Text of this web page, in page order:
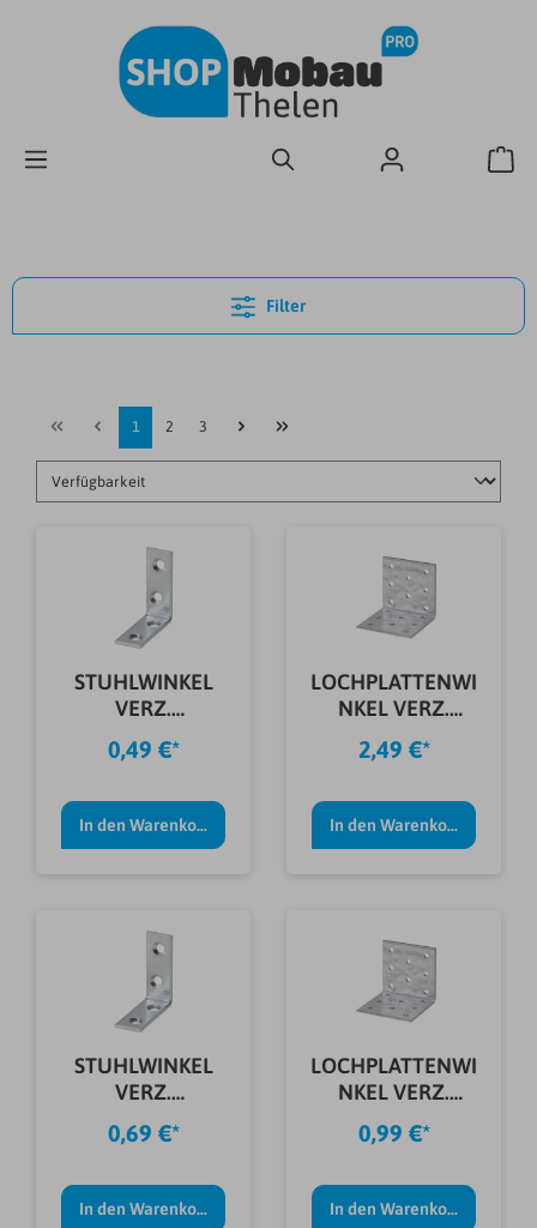
Filter
1 2 3
STUHLWINKEL
VERZ.
30X30X15X2,0
MM
0,49 €*
In den Warenkorb
LOCHPLATTENWI
NKEL VERZ.
60X60X80X2,5
MM
2,49 €*
In den Warenkorb
STUHLWINKEL
VERZ.
60X60X18X2,0
MM
0,69 €*
In den Warenkorb
LOCHPLATTENWI
NKEL VERZ.
60X60X60X2,5
MM
0,99 €*
In den Warenkorb